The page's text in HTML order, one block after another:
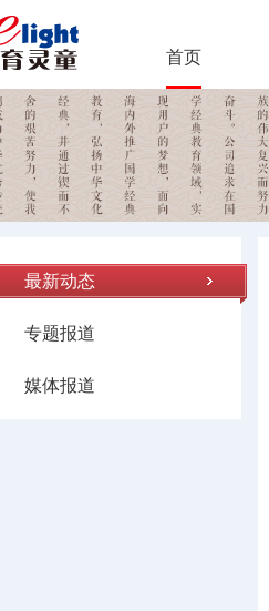
首页
最新动态
专题报道
媒体报道